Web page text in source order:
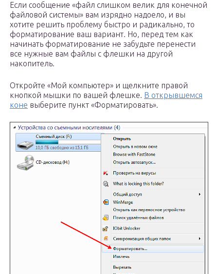
Если сообщение «файл слишком велик для конечной
файловой системы» вам изрядно надоело, и вы
хотите решить проблему быстро и радикально, то
форматирование ваш вариант. Но, перед тем как
начинать форматирование не забудьте перенести
все нужные вам файлы с флешки на другой
накопитель.
Откройте «Мой компьютер» и щелкните правой
кнопкой мышки по вашей флешке. В открывшемся
коне выберите пункт «Форматировать».